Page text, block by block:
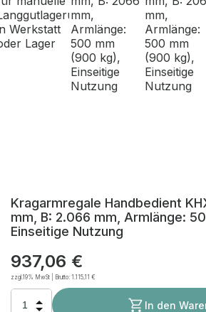
Kragarmregale Handbedient
mm, B: 2.066 mm, Armlänge:
Einseitige Nutzung
937,06 €
zzgl.19% MwSt | Brutto:1.115,11 €
In den